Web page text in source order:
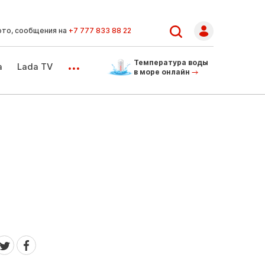
сообщения на +7 777 833 88 22
Lada TV ...
Температура воды
в море онлайн